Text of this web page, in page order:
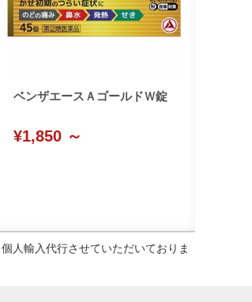
ベンザエースＡゴールドＷ錠
¥1,850 ～
人輸入代行させていただいておりま